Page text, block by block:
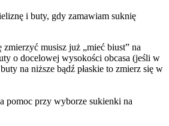
i buty, gdy zamawiam suknię
musisz już „mieć biust” na
o docelowej wysokości obcasa (jeśli w
na niższe bądź płaskie to zmierz się w
pomoc przy wyborze sukienki na